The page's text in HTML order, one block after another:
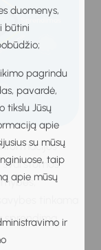
duomenys,
būtini
pagrindu
pavardė,
tikslu Jūsų
apie
su mūsų
taip
apie mūsų
ir
svarstomos
tinkama
sprendimą